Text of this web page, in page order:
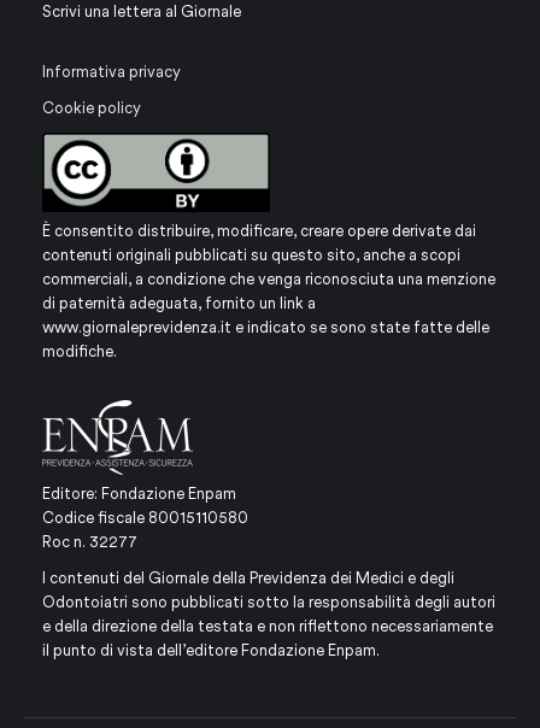
Scrivi una lettera al Giornale
Informativa privacy
Cookie policy
È consentito distribuire, modificare, creare opere derivate dai
contenuti originali pubblicati su questo sito, anche a scopi
commerciali, a condizione che venga riconosciuta una menzione
di paternità adeguata, fornito un link a
www.giornaleprevidenza.it e indicato se sono state fatte delle
modifiche.
Editore: Fondazione Enpam
Codice fiscale 80015110580
Roc n. 32277
I contenuti del Giornale della Previdenza dei Medici e degli
Odontoiatri sono pubblicati sotto la responsabilità degli autori
e della direzione della testata e non riflettono necessariamente
il punto di vista dell’editore Fondazione Enpam.